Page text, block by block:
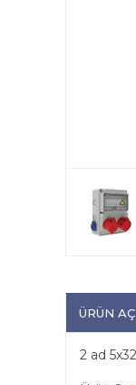
ÜRÜN
2 ad